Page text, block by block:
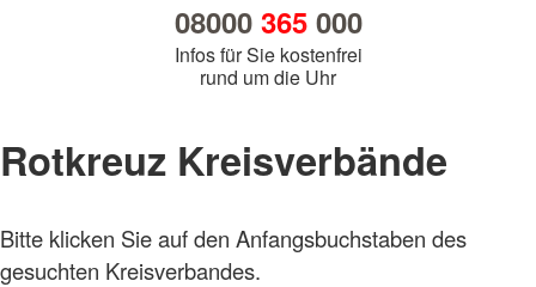
08000 365000
Infos für Sie kostenfrei
rund um die Uhr
Rotkreuz Kreisverbände
Bitte klicken Sie auf den Anfangsbuchstaben des
gesuchten Kreisverbandes.